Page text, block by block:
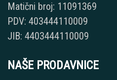
Matični broj: 11091369
PDV: 403444110009
JIB: 4403444110009
NAŠE PRODAVNICE